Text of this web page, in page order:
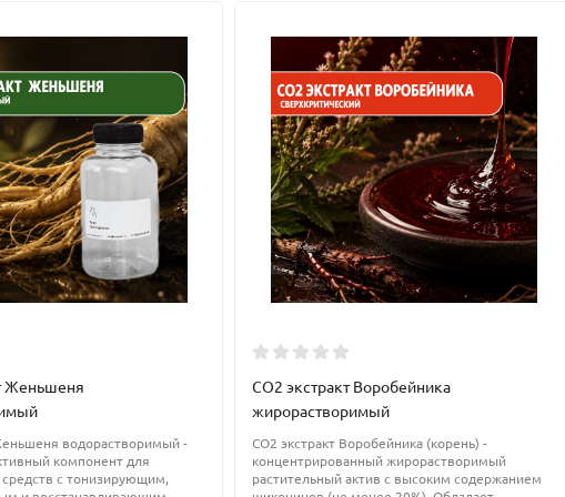
кожей, прекрасно смягчает и восстанавливает эпидермис, помогает
противоаллергическим свойством, входит в состав многих
шампуни, бальзамы для губ и т.д.
масло получило широкое распространение в дерматологии для лечения
и т.д.)
в качестве транспортного масла в ароматерапии.
регенерирует кожный покров, защищает от солнца, а также придает
Е.
Женьшеня
водорастворимый -
компонент для
средств с тонизирующим,
СО2 экстракт Воробейника
жирорастворимый
CO2 экстракт Воробейника (корень) -
концентрированный жирорастворимый
растительный актив с высоким содержанием